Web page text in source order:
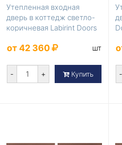
Утепленная входная
дверь в коттедж светло-
коричневая Labirint Doors
от 42 360 шт
- + Купить -